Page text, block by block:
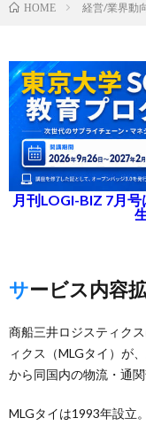
HOME 経営/業界動
月刊LOGI-BIZ 7月
サービス内
商船三井ロジスティク
ィクス（MLGタイ）が
から同国内の物流・通
MLGタイは1993年設立